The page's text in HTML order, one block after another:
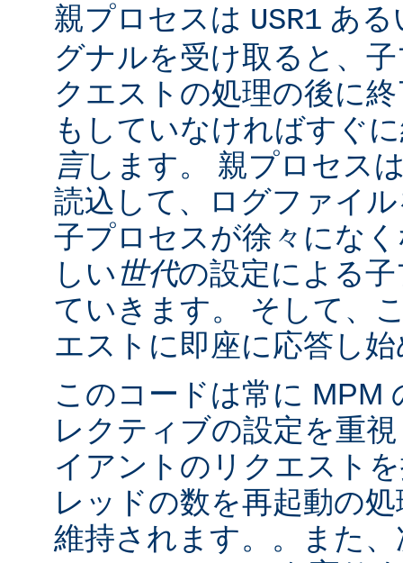
親プロセスは USR1 あ
グナルを受け取ると、
クエストの処理の後に
もしていなければすぐ
言します。 親プロセス
読込して、ログファイ
子プロセスが徐々にな
しい世代の設定による
ていきます。 そして、
エストに即座に応答し
このコードは常に MPM
レクティブの設定を重
イアントのリクエスト
レッドの数を再起動の
維持されます。。また